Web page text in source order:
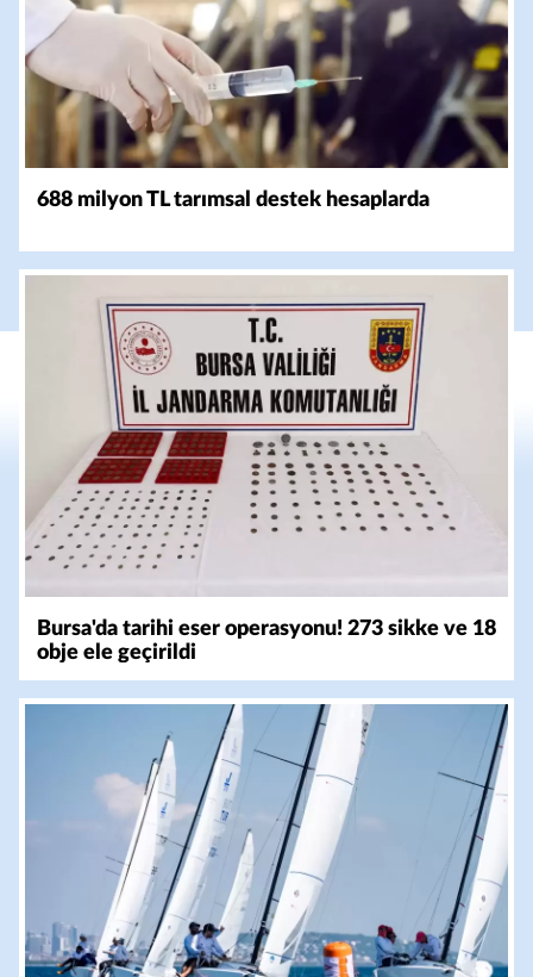
688 milyon TL tarımsal destek hesaplarda
Bursa'da tarihi eser operasyonu! 273 sikke ve 18
obje ele geçirildi